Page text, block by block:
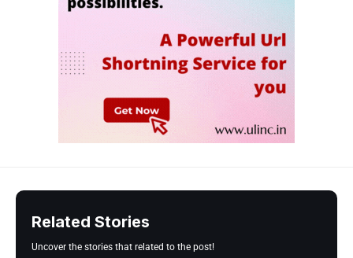
Related Stories
Uncover the stories that related to the post!